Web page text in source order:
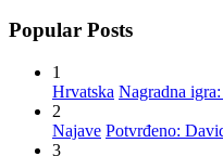
Popular Posts
1
Hrvatska Nagradna
2
Najave Potvrđeno:
3